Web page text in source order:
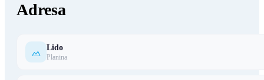
Adresa
Lido
Planina